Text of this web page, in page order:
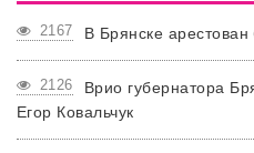
2167 В Брянске
2126
Врио губернатора
Егор Ковальчук